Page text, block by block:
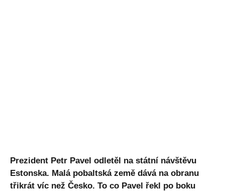
Prezident Petr Pavel odletěl na státní návštěvu
Estonska. Malá pobaltská země dává na obranu
třikrát víc než Česko. To co Pavel řekl po boku